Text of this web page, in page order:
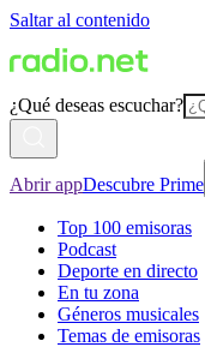
Saltar al contenido
¿Qué deseas escuchar?
Abrir appDescubre Prime
Top 100 emisoras
Podcast
Deporte en directo
En tu zona
Géneros musicales
Temas de emisoras